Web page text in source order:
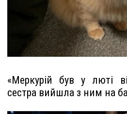
«Меркурій був у люті
сестра вийшла з ним на